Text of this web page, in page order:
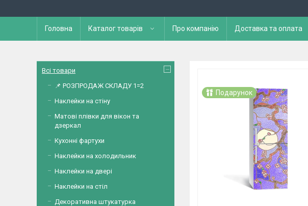
Головна Каталог товарів Про компанію Доставка та оплата
Подарунок
Всі товари
📌 РОЗПРОДАЖ СКЛАДУ 1=2
Наклейки на стіну
Матові плівки для вікон та
дзеркал
Кухонні фартухи
Наклейки на холодильник
Наклейки на двері
Наклейки на стіл
Декоративна штукатурка